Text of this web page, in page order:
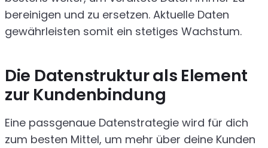
bereinigen und zu ersetzen. Aktuelle Daten
gewährleisten somit ein stetiges Wachstum.
Die Datenstruktur als Element
zur Kundenbindung
Eine passgenaue Datenstrategie wird für dich
zum besten Mittel, um mehr über deine Kunden